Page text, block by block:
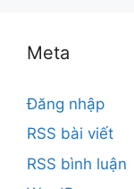
Meta
Đăng nhập
RSS bài viết
RSS bình luận